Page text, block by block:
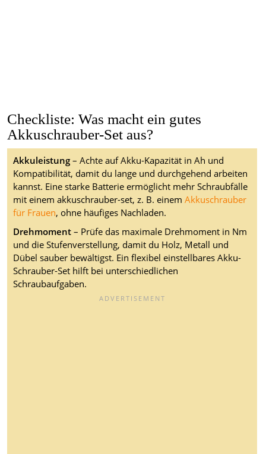
Checkliste: Was macht ein gutes
Akkuschrauber-Set aus?
Akkuleistung– Achte auf Akku-Kapazität in Ah und
Kompatibilität, damit du lange und durchgehend arbeiten
kannst. Eine starke Batterie ermöglicht mehr Schraubfälle
mit einem akkuschrauber-set, z. B. einem Akkuschrauber
für Frauen, ohne häufiges Nachladen.
Drehmoment– Prüfe das maximale Drehmoment in Nm
und die Stufenverstellung, damit du Holz, Metall und
Dübel sauber bewältigst. Ein flexibel einstellbares Akku-
Schrauber-Set hilft bei unterschiedlichen
Schraubaufgaben.